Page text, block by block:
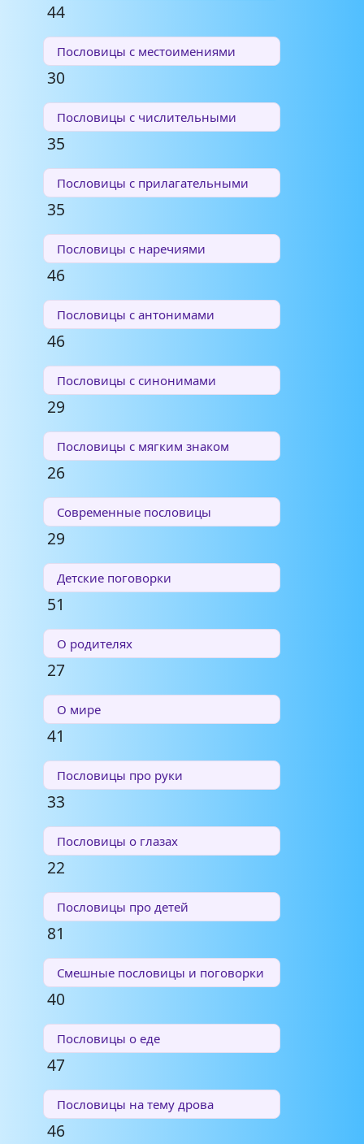
44
Пословицы с местоимениями
30
Пословицы с числительными
35
Пословицы с прилагательными
35
Пословицы с наречиями
46
Пословицы с антонимами
46
Пословицы с синонимами
29
Пословицы с мягким знаком
26
Современные пословицы
29
Детские поговорки
51
О родителях
27
О мире
41
Пословицы про руки
33
Пословицы о глазах
22
Пословицы про детей
81
Смешные пословицы и поговорки
40
Пословицы о еде
47
Пословицы на тему дрова
46